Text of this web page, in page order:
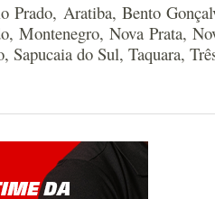
Aratiba, Bento
Montenegro, Nova Prata,
do Sul, Taquara,